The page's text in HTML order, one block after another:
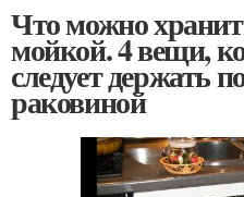
Что можно
мойкой. 4 вещи,
следует держать
раковиной